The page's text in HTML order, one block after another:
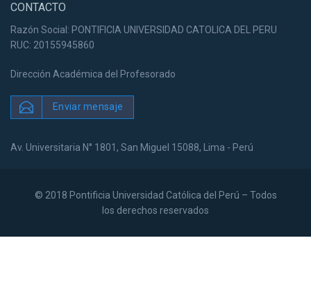
CONTACTO
Razón Social: PONTIFICIA UNIVERSIDAD CATOLICA DEL PERU
RUC: 20155945860
Dirección Académica del Profesorado
Enviar mensaje
Av. Universitaria N° 1801, San Miguel 15088, Lima - Perú
© 2018 Pontificia Universidad Católica del Perú – Todos
los derechos reservados